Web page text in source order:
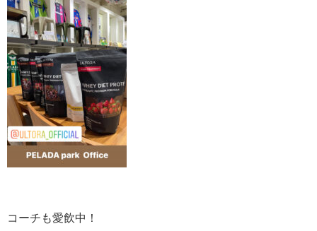
コーチも愛飲中！